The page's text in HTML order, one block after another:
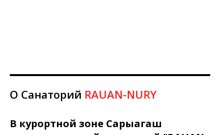
О Санаторий RAUAN-NURY
В курортной зоне Сарыагаш